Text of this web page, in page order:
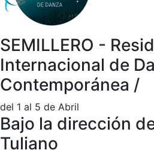
SEMILLERO -
Internacional de
Contemporánea /
del 1 al 5 de Abril
Bajo la dirección
Tuliano